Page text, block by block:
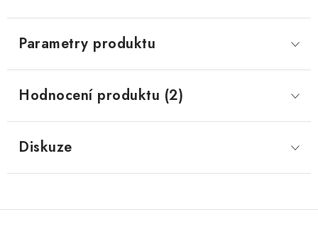
Parametry produktu
Hodnocení produktu (2)
Diskuze